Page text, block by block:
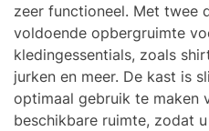
zeer functioneel. Met twee
voldoende opbergruimte
kledingessentials, zoals
jurken en meer. De kast is
optimaal gebruik te maken
beschikbare ruimte, zodat